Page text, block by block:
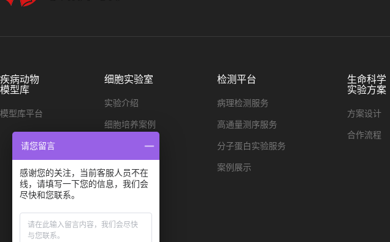
疾病动物
模型库
模型库平台
细胞实验室
实验介绍
细胞培养案例
细胞染色案例
单细胞测序
检测平台
病理检测服务
高通量测序服务
分子蛋白实验服务
案例展示
生命科学
实验方案
方案设计
合作流程
请您留言
感谢您的关注，当前客服人员不在
线，请填写一下您的信息，我们会
尽快和您联系。